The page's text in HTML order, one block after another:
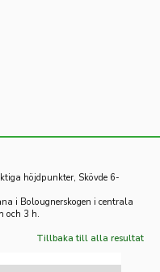
höjdpunkter, Skövde 6-
i Bolougnerskogen i centrala
och 3 h.
Tillbaka till alla resultat